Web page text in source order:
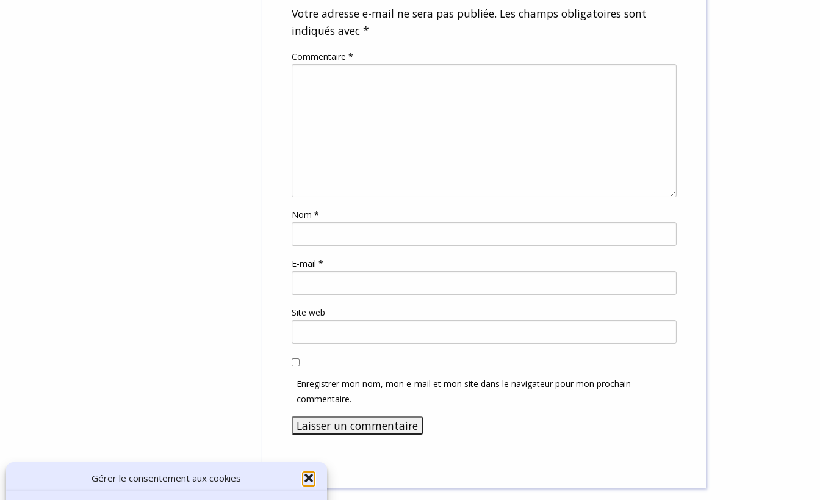
Gérer le consentement aux cookies
Votre adresse e-mail ne sera pas publiée. Les champs obligatoires sont
indiqués avec *
Commentaire *
Nom *
E-mail *
Site web
Enregistrer mon nom, mon e-mail et mon site dans le navigateur pour mon prochain
commentaire.